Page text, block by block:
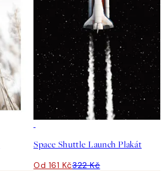
Space Shuttle Launch Plakát
Od 161 Kč322 Kč